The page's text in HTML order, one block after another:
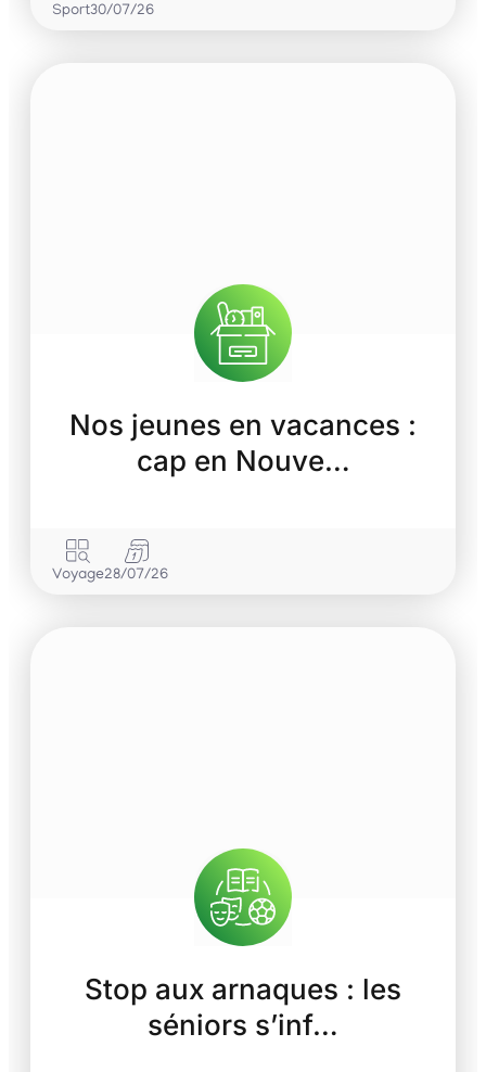
Sport30/07/26
Nos jeunes en vacances :
cap en Nouve…
Voyage28/07/26
Stop aux arnaques : les
séniors s’inf…